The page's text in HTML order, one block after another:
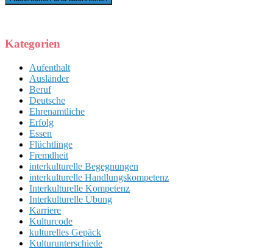
Kategorien
Aufenthalt
Ausländer
Beruf
Deutsche
Ehrenamtliche
Erfolg
Essen
Flüchtlinge
Fremdheit
interkulturelle Begegnungen
interkulturelle Handlungskompetenz
Interkulturelle Kompetenz
Interkulturelle Übung
Karriere
Kulturcode
kulturelles Gepäck
Kulturunterschiede